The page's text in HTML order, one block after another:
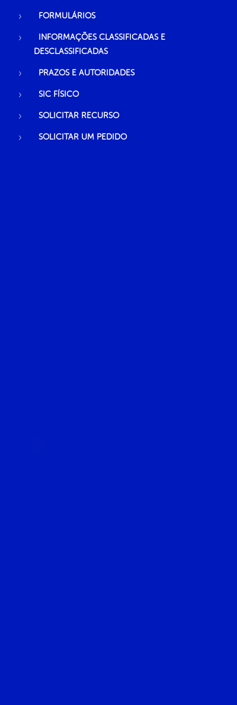
FORMULÁRIOS
INFORMAÇÕES CLASSIFICADAS E
DESCLASSIFICADAS
PRAZOS E AUTORIDADES
SIC FÍSICO
SOLICITAR RECURSO
SOLICITAR UM PEDIDO